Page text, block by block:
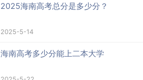
2025海南高考总分是多少分？
2025-5-14
海南高考多少分能上二本大学